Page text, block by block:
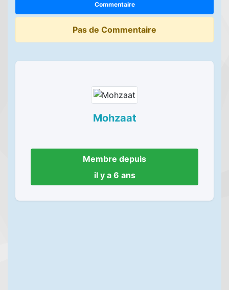
Commentaire
Pas de Commentaire
Mohzaat
Membre depuis
il y a 6 ans